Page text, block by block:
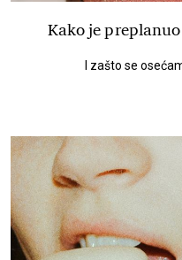
Kako je
I zašto se